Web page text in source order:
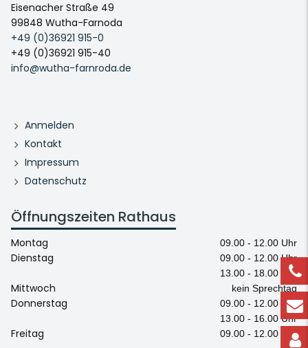
Eisenacher Straße 49
99848 Wutha-Farnoda
+49 (0)36921 915-0
+49 (0)36921 915-40
info@wutha-farnroda.de
Anmelden
Kontakt
Impressum
Datenschutz
Öffnungszeiten Rathaus
Montag 09.00 - 12.00 Uhr
Dienstag
09.00 - 12.00 Uhr
13.00 - 18.00 Uhr
Mittwoch kein Sprechtag
Donnerstag
09.00 - 12.00 Uhr
13.00 - 16.00 Uhr
Freitag 09.00 - 12.00 Uhr